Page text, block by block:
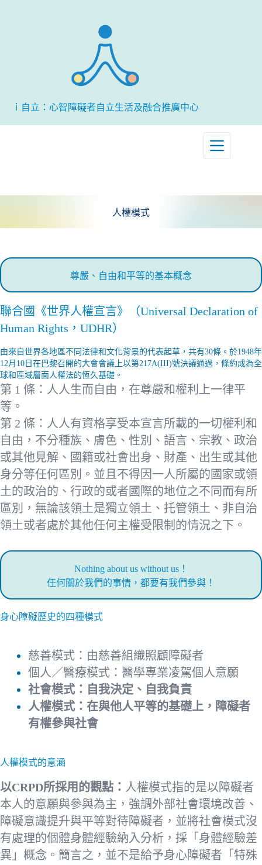
ｉ自立：心智障礙者自立生活及融合推廣中心
人權模式
尊嚴、自由和平等的基本概念
聯合國《世界人權宣言》（Universal Declaration of
Human Rights，UDHR）
由來自世界各地區不同法律和文化背景的代表起草，共有30條。於1948年
12月10日在巴黎召開的大會會議上以第217A(III)號決議通過，條約成為全
球和區域層面人權法的恆久基礎。
第 1 條：人人生而自由，在尊嚴和權利上一律平
等。
第 2 條：人人有資格享受本宣言所載的一切權利和
自由，不分種族、膚色、性別、語言、宗教、政治
或其他見解、國籍或社會出身、財產、出生或其他
身分等任何區別。並且不得因一人所屬的國家或領
土的政治的、行政的或者國際的地位之不同而有所
區別，無論該領土是獨立領土、托管領土、非自治
領土或者處於其他任何主權受限制的情況之下。
Nothing about us without us！
任何關於我們的事情，都要有我們參與！
身心障礙歷史的四種模式
慈善模式：由慈善組織照顧障礙者
個人／醫療模式：醫學專業凌駕個人意願
社會模式：自我決定、自我負責
人權模式：在與他人平等的基礎上，障礙者
有權參與社會
人權模式的意涵
以CRPD所採用的觀點： 人權模式指的是以障礙者
本人的意願與參與為主，強調外部社會環境改善、
障礙意識提升與平等對待障礙者，並將社會模式沒
有處理的個體身體經驗納入分析，採「身體經驗差
異」概念。簡言之，並不是給予身心障礙者「特殊